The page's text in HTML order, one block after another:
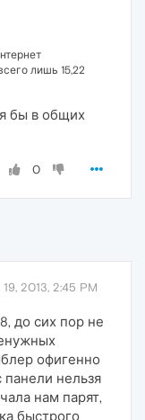
лишь 15,22
бы в общих
0
19, 2013, 2:45 PM
до сих пор не
офигенно
панели нельзя
нам парят,
быстрого